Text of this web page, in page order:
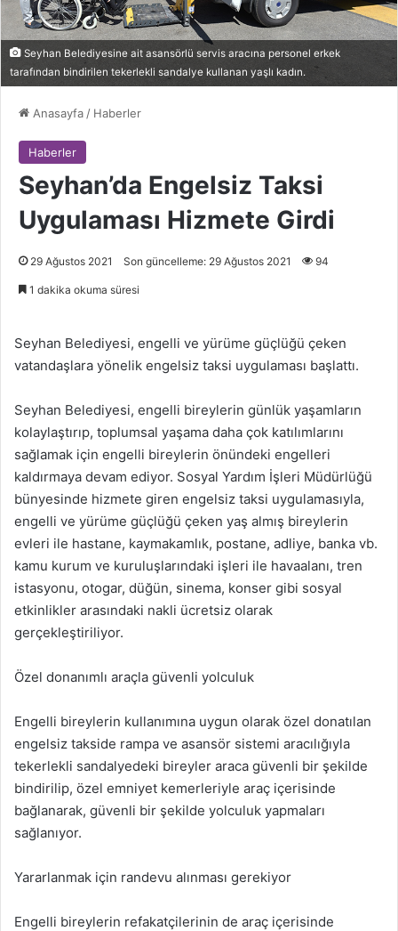
Seyhan Belediyesine ait asansörlü servis aracına personel erkek
tarafından bindirilen tekerlekli sandalye kullanan yaşlı kadın.
Anasayfa / Haberler
Haberler
Seyhan’da Engelsiz Taksi
Uygulaması Hizmete Girdi
29 Ağustos 2021 Son güncelleme: 29 Ağustos 2021 94
1 dakika okuma süresi
Seyhan Belediyesi, engelli ve yürüme güçlüğü çeken
vatandaşlara yönelik engelsiz taksi uygulaması başlattı.
Seyhan Belediyesi, engelli bireylerin günlük yaşamların
kolaylaştırıp, toplumsal yaşama daha çok katılımlarını
sağlamak için engelli bireylerin önündeki engelleri
kaldırmaya devam ediyor. Sosyal Yardım İşleri Müdürlüğü
bünyesinde hizmete giren engelsiz taksi uygulamasıyla,
engelli ve yürüme güçlüğü çeken yaş almış bireylerin
evleri ile hastane, kaymakamlık, postane, adliye, banka vb.
kamu kurum ve kuruluşlarındaki işleri ile havaalanı, tren
istasyonu, otogar, düğün, sinema, konser gibi sosyal
etkinlikler arasındaki nakli ücretsiz olarak
gerçekleştiriliyor.
Özel donanımlı araçla güvenli yolculuk
Engelli bireylerin kullanımına uygun olarak özel donatılan
engelsiz takside rampa ve asansör sistemi aracılığıyla
tekerlekli sandalyedeki bireyler araca güvenli bir şekilde
bindirilip, özel emniyet kemerleriyle araç içerisinde
bağlanarak, güvenli bir şekilde yolculuk yapmaları
sağlanıyor.
Yararlanmak için randevu alınması gerekiyor
Engelli bireylerin refakatçilerinin de araç içerisinde